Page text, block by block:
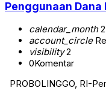
Penggunaan Dana
calendar_month2
account_circle
visibility2
0Komentar
PROBOLINGGO, RI-